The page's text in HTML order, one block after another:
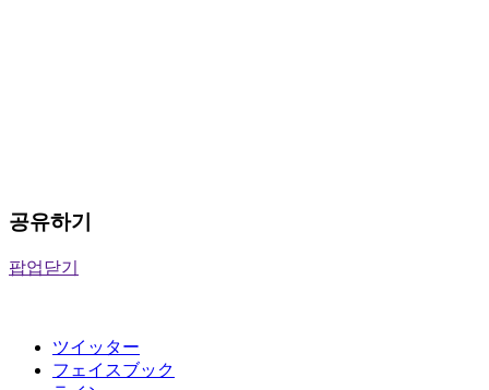
공유하기
팝업닫기
ツイッター
フェイスブック